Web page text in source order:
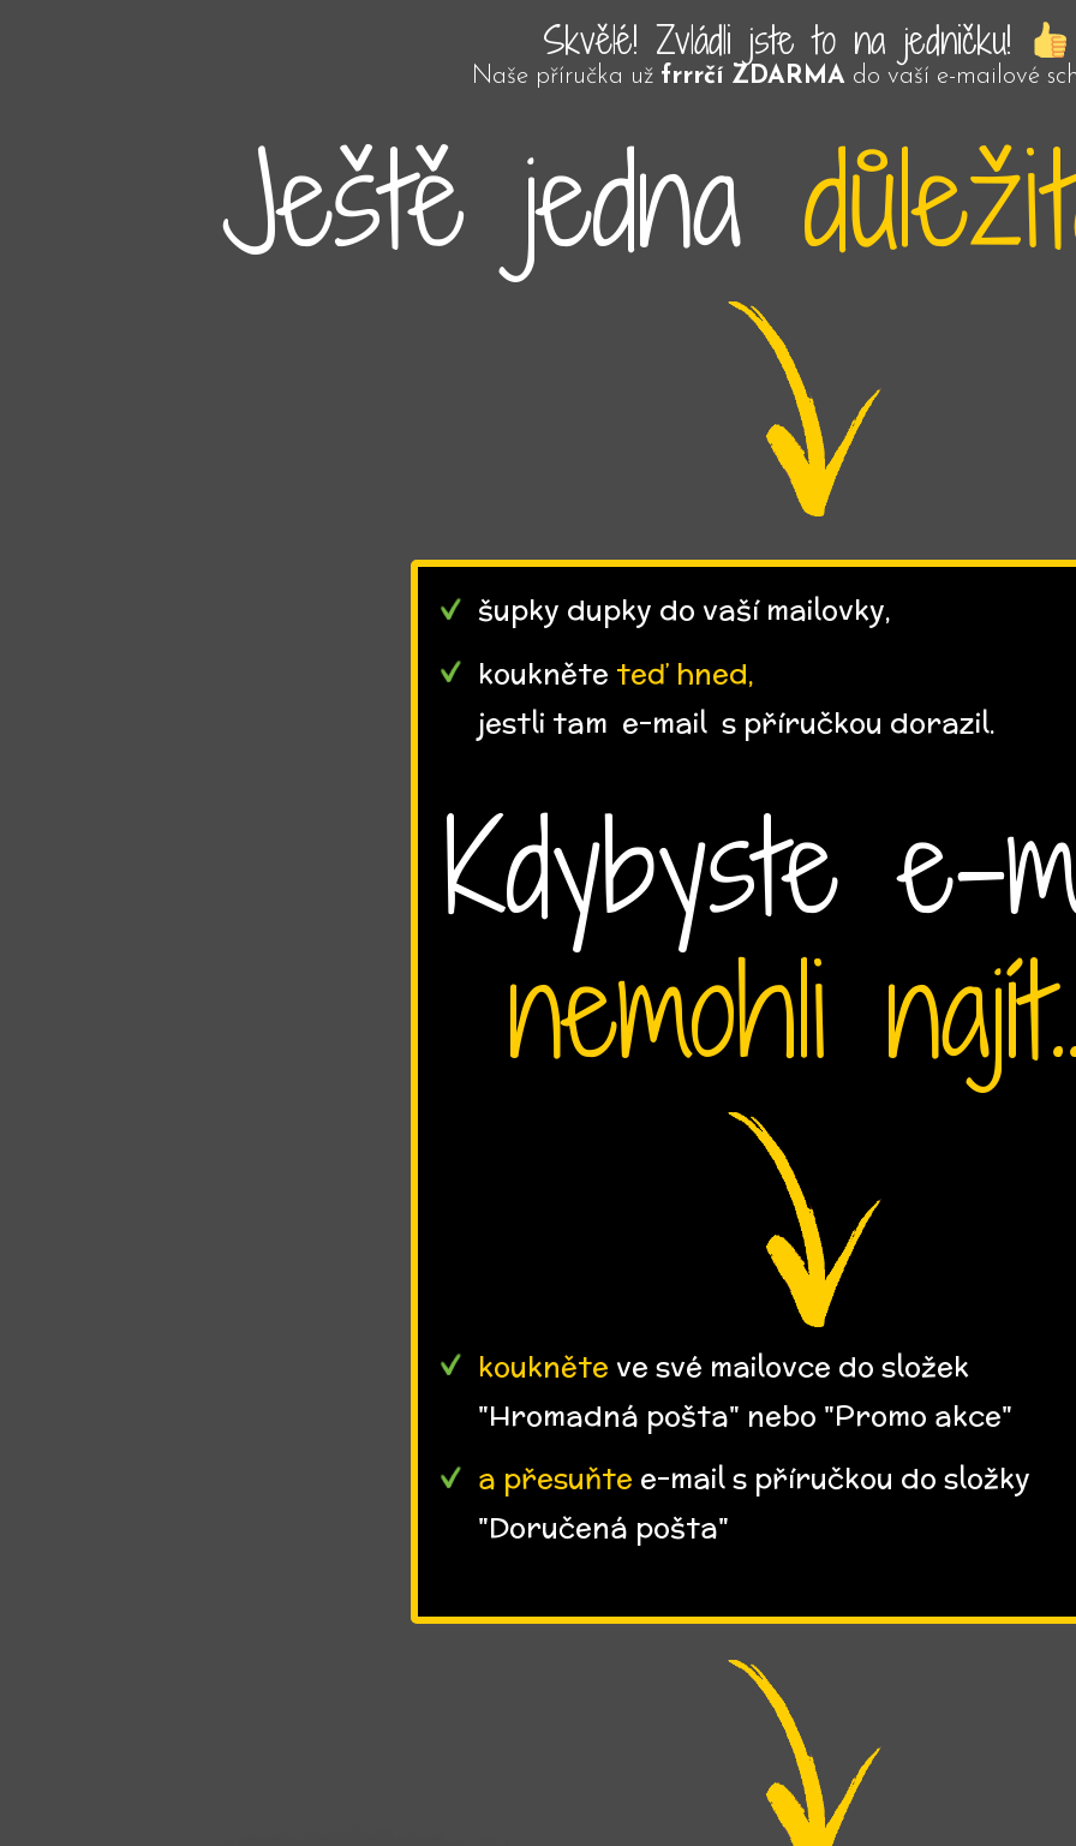
Skvělé! Zvládli jste to na jedničku!
Naše příručka už frrrčí ZDARMAdo vaší e-mailové
Ještě jedna
šupky dupky do vaší mailovky,
koukněte teď hned,
jestli tam e-mail s příručkou dorazil.
Kdybyste e-
nemohli
koukněte ve své mailovce do složek
"Hromadná pošta" nebo "Promo akce"
a přesuňte e-mail s příručkou do složky
"Doručená pošta"